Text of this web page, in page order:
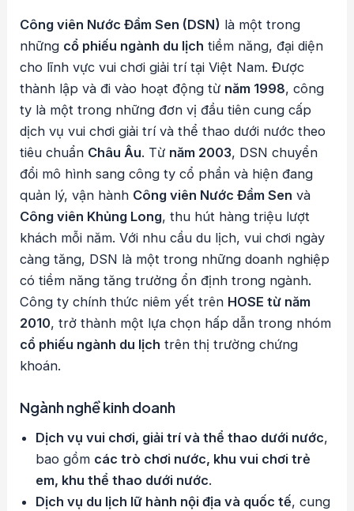
Công viên Nước Đầm Sen (DSN) là một trong
những cổ phiếu ngành du lịch tiềm năng, đại diện
cho lĩnh vực vui chơi giải trí tại Việt Nam. Được
thành lập và đi vào hoạt động từ năm 1998, công
ty là một trong những đơn vị đầu tiên cung cấp
dịch vụ vui chơi giải trí và thể thao dưới nước theo
tiêu chuẩn Châu Âu. Từ năm 2003, DSN chuyển
đổi mô hình sang công ty cổ phần và hiện đang
quản lý, vận hành Công viên Nước Đầm Sen và
Công viên Khủng Long, thu hút hàng triệu lượt
khách mỗi năm. Với nhu cầu du lịch, vui chơi ngày
càng tăng, DSN là một trong những doanh nghiệp
có tiềm năng tăng trưởng ổn định trong ngành.
Công ty chính thức niêm yết trên HOSE từ năm
2010, trở thành một lựa chọn hấp dẫn trong nhóm
cổ phiếu ngành du lịch trên thị trường chứng
khoán.
Ngành nghề kinh doanh
Dịch vụ vui chơi, giải trí và thể thao dưới nước,
bao gồm các trò chơi nước, khu vui chơi trẻ
em, khu thể thao dưới nước.
Dịch vụ du lịch lữ hành nội địa và quốc tế, cung